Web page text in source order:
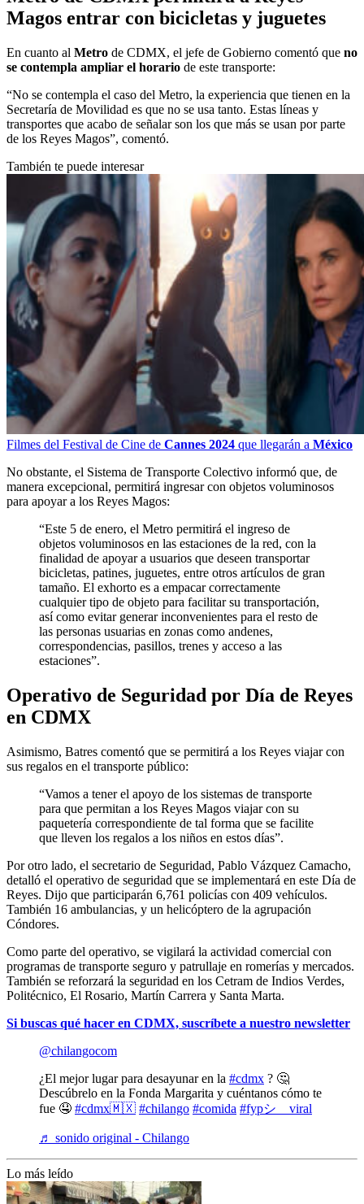
Magos entrar con bicicletas y juguetes
En cuanto al Metro de CDMX, el jefe de Gobierno comentó que no
se contempla ampliar el horario de este transporte:
“No se contempla el caso del Metro, la experiencia que tienen en la
Secretaría de Movilidad es que no se usa tanto. Estas líneas y
transportes que acabo de señalar son los que más se usan por parte
de los Reyes Magos”, comentó.
También te puede interesar
Filmes del Festival de Cine de Cannes 2024 que llegarán a México
No obstante, el Sistema de Transporte Colectivo informó que, de
manera excepcional, permitirá ingresar con objetos voluminosos
para apoyar a los Reyes Magos:
“Este 5 de enero, el Metro permitirá el ingreso de
objetos voluminosos en las estaciones de la red, con la
finalidad de apoyar a usuarios que deseen transportar
bicicletas, patines, juguetes, entre otros artículos de gran
tamaño. El exhorto es a empacar correctamente
cualquier tipo de objeto para facilitar su transportación,
así como evitar generar inconvenientes para el resto de
las personas usuarias en zonas como andenes,
correspondencias, pasillos, trenes y acceso a las
estaciones”.
Operativo de Seguridad por Día de Reyes
en CDMX
Asimismo, Batres comentó que se permitirá a los Reyes viajar con
sus regalos en el transporte público:
“Vamos a tener el apoyo de los sistemas de transporte
para que permitan a los Reyes Magos viajar con su
paquetería correspondiente de tal forma que se facilite
que lleven los regalos a los niños en estos días”.
Por otro lado, el secretario de Seguridad, Pablo Vázquez Camacho,
detalló el operativo de seguridad que se implementará en este Día de
Reyes. Dijo que participarán 6,761 policías con 409 vehículos.
También 16 ambulancias, y un helicóptero de la agrupación
Cóndores.
Como parte del operativo, se vigilará la actividad comercial con
programas de transporte seguro y patrullaje en romerías y mercados.
También se reforzará la seguridad en los Cetram de Indios Verdes,
Politécnico, El Rosario, Martín Carrera y Santa Marta.
Si buscas qué hacer en CDMX, suscríbete a nuestro newsletter
@chilangocom
¿El mejor lugar para desayunar en la #cdmx ? 🤔
Descúbrelo en la Fonda Margarita y cuéntanos cómo te
fue 🤤 #cdmx🇲🇽 #chilango #comida #fypシ゚viral
♬ sonido original - Chilango
Lo más leído